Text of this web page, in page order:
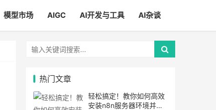
模型市场 AIGC AI开发与工具 AI杂谈
热门文章
轻松搞定！教你如何高效
安装n8n服务器环境并运